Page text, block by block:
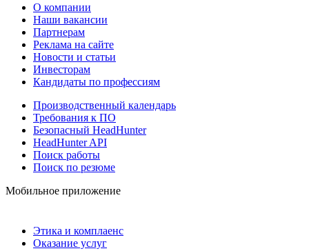
О компании
Наши вакансии
Партнерам
Реклама на сайте
Новости и статьи
Инвесторам
Кандидаты по профессиям
Производственный календарь
Требования к ПО
Безопасный HeadHunter
HeadHunter API
Поиск работы
Поиск по резюме
Мобильное приложение
Этика и комплаенс
Оказание услуг